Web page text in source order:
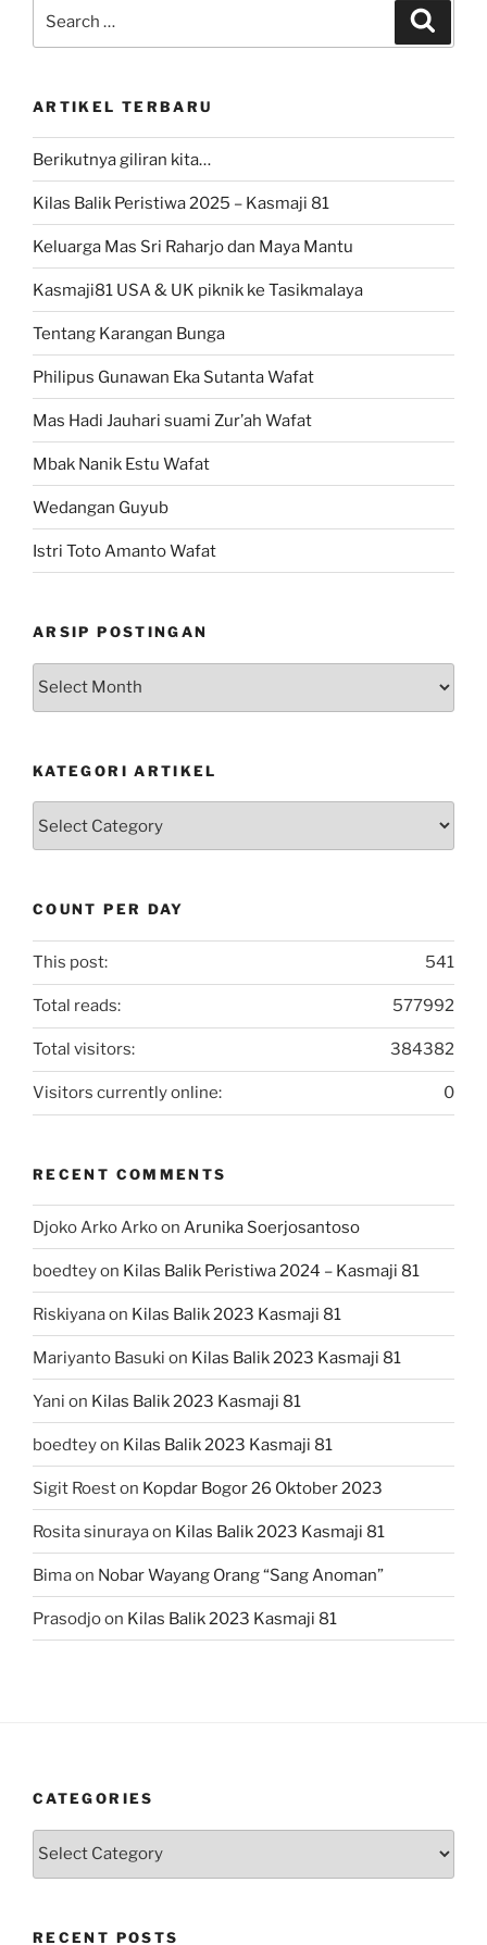
ARTIKEL TERBARU
Berikutnya giliran kita…
Kilas Balik Peristiwa 2025 – Kasmaji 81
Keluarga Mas Sri Raharjo dan Maya Mantu
Kasmaji81 USA & UK piknik ke Tasikmalaya
Tentang Karangan Bunga
Philipus Gunawan Eka Sutanta Wafat
Mas Hadi Jauhari suami Zur’ah Wafat
Mbak Nanik Estu Wafat
Wedangan Guyub
Istri Toto Amanto Wafat
ARSIP POSTINGAN
KATEGORI ARTIKEL
COUNT PER DAY
541
This post:
577992
Total reads:
384382
Total visitors:
0
Visitors currently online:
RECENT COMMENTS
Djoko Arko Arkoon Arunika Soerjosantoso
boedteyon Kilas Balik Peristiwa 2024 – Kasmaji 81
Riskiyanaon Kilas Balik 2023 Kasmaji 81
Mariyanto Basuki on Kilas Balik 2023 Kasmaji 81
Yani on Kilas Balik 2023 Kasmaji 81
boedteyon Kilas Balik 2023 Kasmaji 81
Sigit Roeston Kopdar Bogor 26 Oktober 2023
Rosita sinurayaon Kilas Balik 2023 Kasmaji 81
Bimaon Nobar Wayang Orang “Sang Anoman”
Prasodjoon Kilas Balik 2023 Kasmaji 81
CATEGORIES
RECENT POSTS